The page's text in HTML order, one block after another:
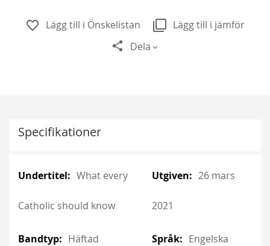
Lägg till i Önskelistan
Lägg till i jämför
Dela
Specifikationer
Information What every
Catholic should know
Häftad
Information26 mars
2021
Engelska